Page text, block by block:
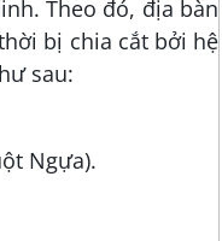
Theo đó, địa bàn
bị chia cắt bởi hệ
sau:
Ngựa).